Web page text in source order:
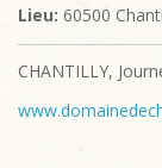
Lieu: 60500
CHANTILLY,